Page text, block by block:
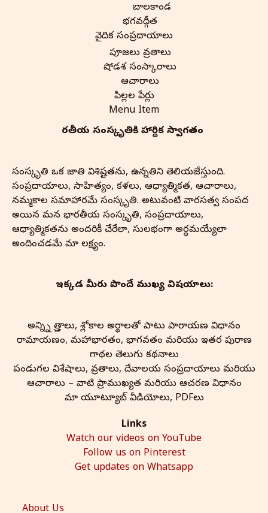
బాలకాండ
భగవద్గీత
వైదిక సంప్రదాయాలు
పూజలు వ్రతాలు
షోడశ సంస్కారాలు
ఆచారాలు
పిల్లల పేర్లు
Menu Item
భారతీయ సంస్కృతి‌కి హార్దిక స్వాగతం
సంస్కృతి ఒక జాతి విశిష్టతను, ఉన్నతిని తెలియజేస్తుంది.
సంప్రదాయాలు, సాహిత్యం, కళలు, ఆధ్యాత్మికత, ఆచారాలు,
నమ్మకాల సమాహారమే సంస్కృతి. అటువంటి వారసత్వ సంపద
అయిన మన భారతీయ సంస్కృతి, సంప్రదాయాలు,
ఆధ్యాత్మికతను అందరికీ చేరేలా, సులభంగా అర్థమయ్యేలా
అందించడమే మా లక్ష్యం.
ఇక్కడ మీరు పొందే ముఖ్య విషయాలు:
అన్న్ని స్తోత్రాలు, శ్లోకాల అర్థాలతో పాటు పారాయణ విధానం
రామాయణం, మహాభారతం, భాగవతం మరియు ఇతర పురాణ
గాథల తెలుగు కథనాలు
పండుగల విశేషాలు, వ్రతాలు, దేవాలయ సంప్రదాయాలు మరియు
ఆచారాలు – వాటి ప్రాముఖ్యత మరియు ఆచరణ విధానం
మా యూట్యూబ్ వీడియోలు, PDFలు
Links
Watch our videos on YouTube
Follow us on Pinterest
Get updates on Whatsapp
About Us